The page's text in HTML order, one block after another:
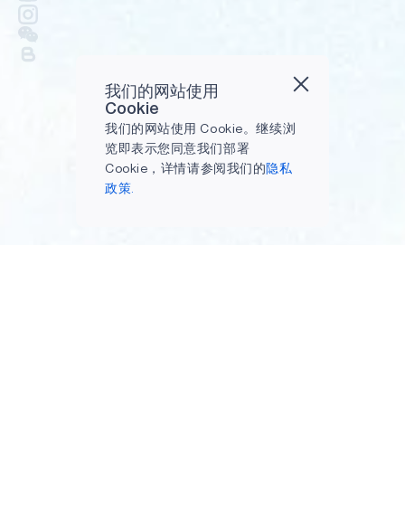
我们的网站使用
Cookie
我们的网站使用 Cookie。继续浏
览即表示您同意我们部署
Cookie，详情请参阅我们的隐私
政策.